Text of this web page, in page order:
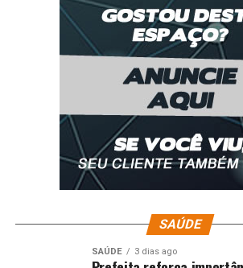
SAÚDE
SAÚDE 3 dias ago